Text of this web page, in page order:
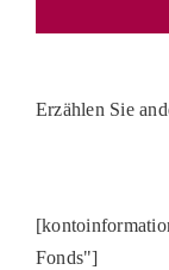
Erzählen Sie
Fonds"]